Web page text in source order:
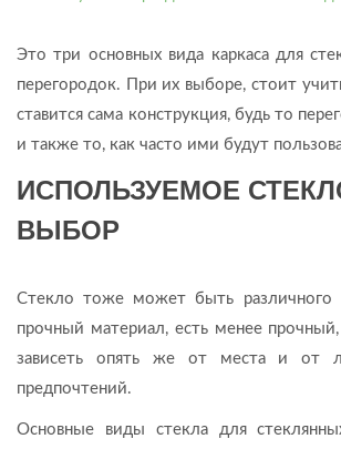
Это три основных вида каркаса для
перегородок. При их выборе, стоит
ставится сама конструкция, будь то
и также то, как часто ими будут
ИСПОЛЬЗУЕМОЕ
ВЫБОР
Стекло тоже может быть различного
прочный материал, есть менее
зависеть опять же от места и от
предпочтений.
Основные виды стекла для